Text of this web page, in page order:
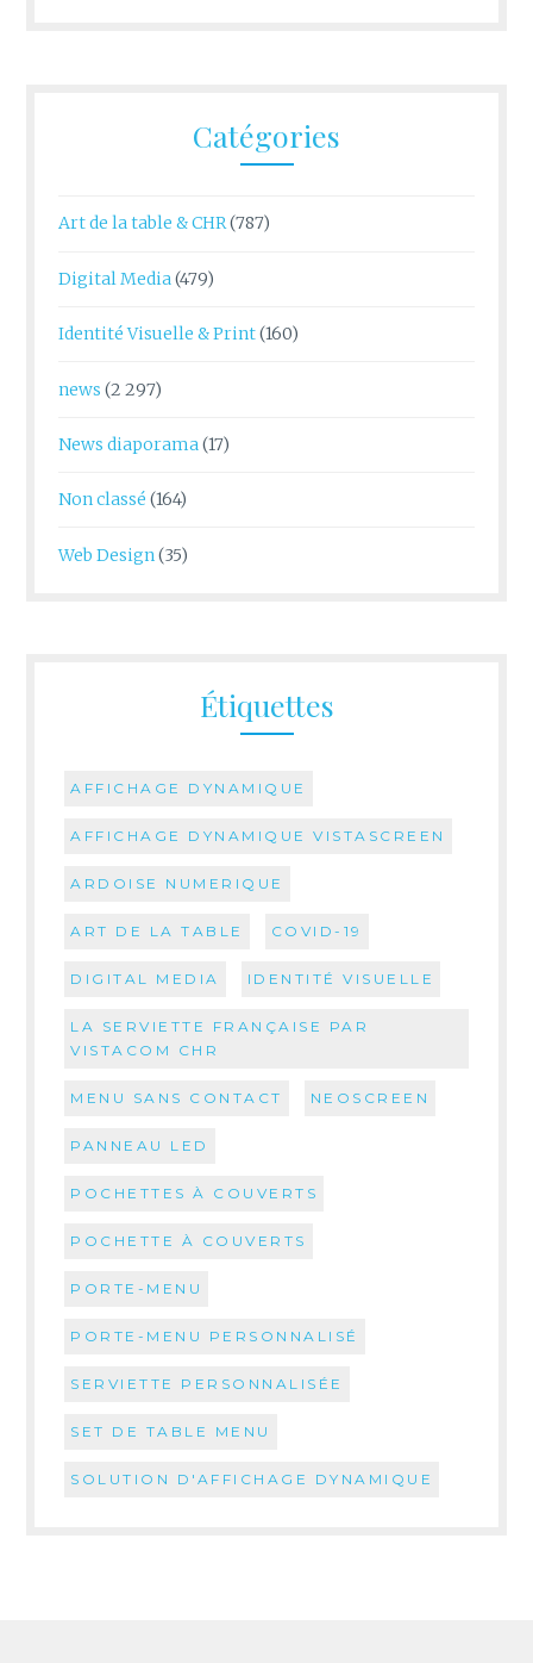
Catégories
Art de la table & CHR(787)
Digital Media(479)
Identité Visuelle & Print(160)
news (2 297)
News diaporama(17)
Non classé (164)
Web Design(35)
Étiquettes
AFFICHAGE DYNAMIQUE
AFFICHAGE DYNAMIQUE VISTASCREEN
ARDOISE NUMERIQUE
ART DE LA TABLE COVID-19
DIGITAL MEDIA IDENTITÉ VISUELLE
LA SERVIETTE FRANÇAISE PAR
VISTACOM CHR
MENU SANS CONTACT NEOSCREEN
PANNEAU LED
POCHETTES À COUVERTS
POCHETTE À COUVERTS
PORTE-MENU
PORTE-MENU PERSONNALISÉ
SERVIETTE PERSONNALISÉE
SET DE TABLE MENU
SOLUTION D'AFFICHAGE DYNAMIQUE